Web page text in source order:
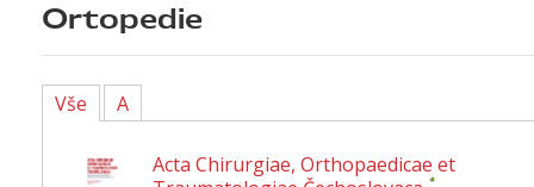
Ortopedie
Vše A
Acta Chirurgiae, Orthopaedicae et